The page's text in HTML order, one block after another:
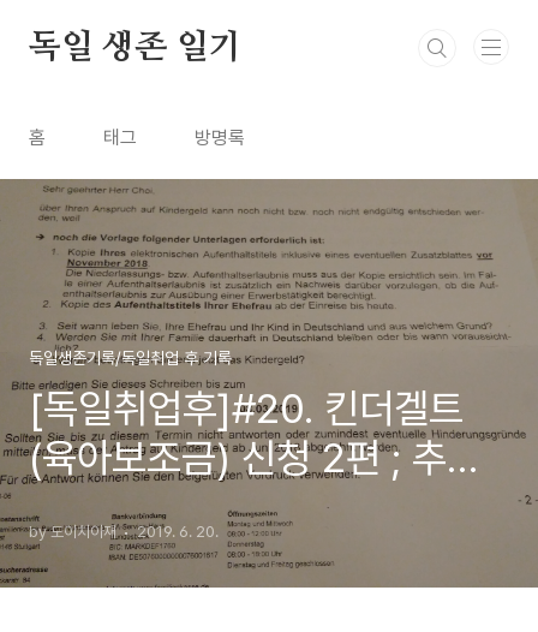
독일 생존 일기
홈 태그 방명록
독일생존기록/독일취업 후 기록
[독일취업후]#20. 킨더겔트
(육아보조금) 신청 2편 ; 추가
서류 보내기
by 도이치아재 2019. 6. 20.